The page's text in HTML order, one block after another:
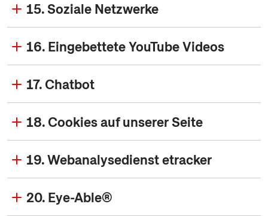
15. Soziale Netzwerke
16. Eingebettete YouTube Videos
17. Chatbot
18. Cookies auf unserer Seite
19. Webanalysedienst etracker
20. Eye-Able®